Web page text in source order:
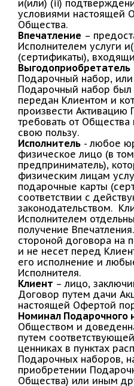
и(или) (ii)
условиями настоящей
Общества.
Впечатление –
Исполнителем услуги
(сертификаты),
Выгодоприобретатель
Подарочный набор,
Подарочный набор был
передан Клиентом и
произвести Активацию
требовать от
свою пользу.
Исполнитель - любое
физическое лицо (в
предприниматель),
физическим лицам
подарочные карты
соответствии с
законодательством.
Исполнителем
получение
стороной договора на
и не несет перед
его исполнение и
Исполнителя.
Клиент – лицо,
Договор путем дачи
настоящей Офертой
Номинал Подарочного
Обществом и
путем
ценниках в пунктах
Подарочных наборов,
приобретении
Общества) или иным